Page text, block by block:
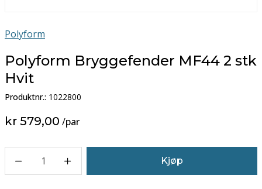
Polyform
Polyform Bryggefender MF44 2 stk
Hvit
Produktnr.: 1022800
kr 579,00 /par
1 Kjøp